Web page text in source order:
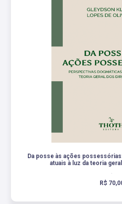
Da posse às ações
atuais à luz da teoria
R$